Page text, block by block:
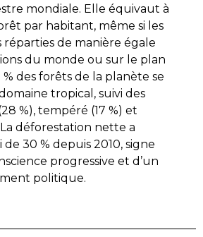
mondiale. Elle équivaut à
par habitant, même si les
réparties de manière égale
du monde ou sur le plan
des forêts de la planète se
tropical, suivi des
%), tempéré (17 %) et
déforestation nette a
30 % depuis 2010, signe
progressive et d’un
politique.